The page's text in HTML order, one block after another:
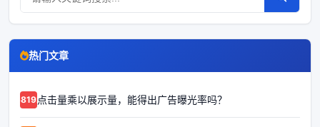
热门文章
68192点击量乘以展示量，能得出广告曝光率吗？